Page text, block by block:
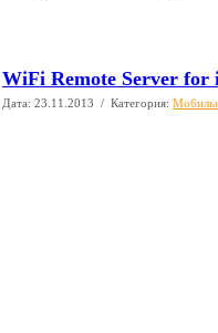
WiFi Remote Server for
Дата: 23.11.2013 / Категория: